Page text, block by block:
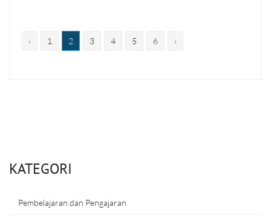
‹ 1 2 3 4 5 6 ›
KATEGORI
Pembelajaran dan Pengajaran